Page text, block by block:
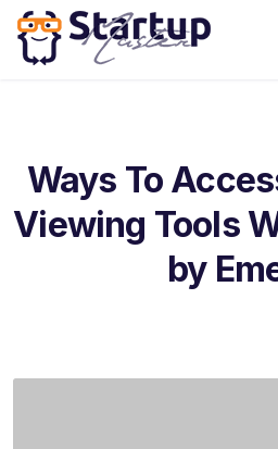
Ways To
Viewing Tools
by